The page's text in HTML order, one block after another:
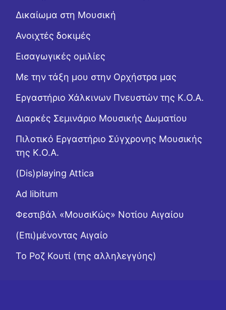
Δικαίωμα στη Μουσική
Ανοιχτές δοκιμές
Εισαγωγικές ομιλίες
Με την τάξη μου στην Ορχήστρα μας
Εργαστήριo Χάλκινων Πνευστών της Κ.Ο.Α.
Διαρκές Σεμινάριο Μουσικής Δωματίου
Πιλοτικό Εργαστήριο Σύγχρονης Μουσικής
της Κ.Ο.Α.
(Dis)playing Attica
Ad libitum
Φεστιβάλ «ΜουσιΚώς» Νοτίου Αιγαίου
(Επι)μένοντας Αιγαίο
Το Ροζ Κουτί (της αλληλεγγύης)